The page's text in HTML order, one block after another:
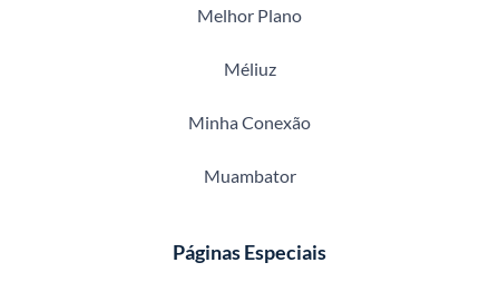
Melhor Plano
Méliuz
Minha Conexão
Muambator
Páginas Especiais